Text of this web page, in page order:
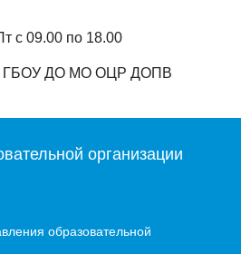
с 09.00 по 18.00
ГБОУ ДО МО ОЦР ДОПВ
организации
образовательной